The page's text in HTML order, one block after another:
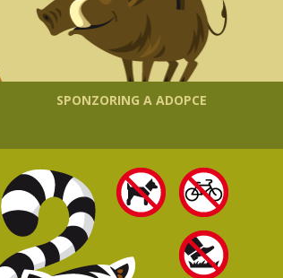
SPONZORING A ADOPCE